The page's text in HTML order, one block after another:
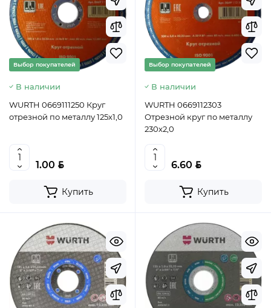
Выбор покупателей
В наличии
WURTH 0669111250 Круг
отрезной по металлу 125х1,0
1.00 BYN
Купить
Выбор покупателей
В наличии
WURTH 0669112303
Отрезной круг по металлу
230х2,0
6.60 BYN
Купить